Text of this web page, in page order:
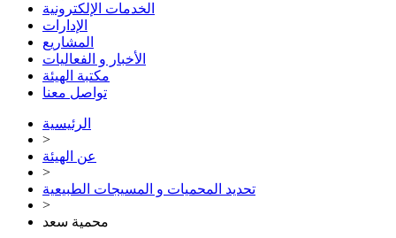
الخدمات الإلكترونية
الإدارات
المشاريع
الأخبار و الفعاليات
مكتبة الهيئة
تواصل معنا
الرئيسية
>
عن الهيئة
>
تحديد المحميات و المسيجات الطبيعية
>
محمية سعد